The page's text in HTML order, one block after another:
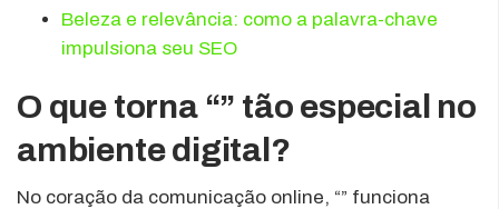
Beleza e relevância: como a palavra-chave
impulsiona seu SEO
O que torna “” tão especial no
ambiente digital?
No coração da comunicação online, “” funciona